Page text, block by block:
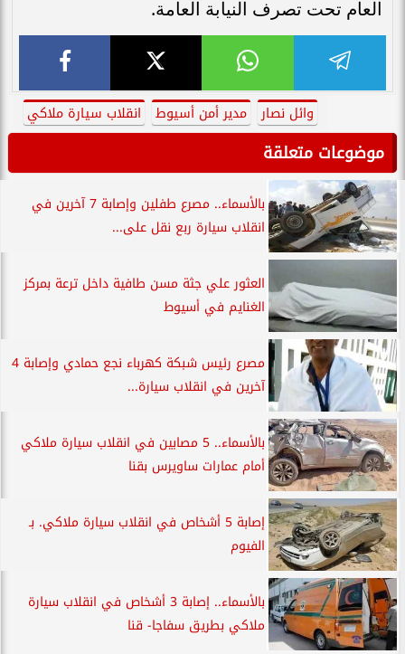
العام تحت تصرف النيابة العامة.
وائل نصار مدير أمن أسيوط انقلاب سيارة ملاكي
موضوعات متعلقة
بالأسماء.. مصرع طفلين وإصابة 7 آخرين في
انقلاب سيارة ربع نقل على...
العثور علي جثة مسن طافية داخل ترعة بمركز
الغنايم في أسيوط
مصرع رئيس شبكة كهرباء نجع حمادي وإصابة 4
آخرين في انقلاب سيارة...
بالأسماء.. 5 مصابين في انقلاب سيارة ملاكي
أمام عمارات ساويرس بقنا
إصابة 5 أشخاص في انقلاب سيارة ملاكي. بـ
الفيوم
بالأسماء.. إصابة 3 أشخاص في انقلاب سيارة
ملاكي بطريق سفاجا- قنا